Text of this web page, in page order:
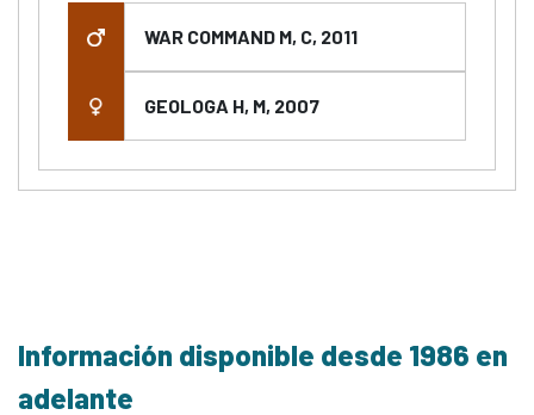
WAR COMMAND M, C, 2011
GEOLOGA H, M, 2007
Información disponible desde 1986 en
adelante